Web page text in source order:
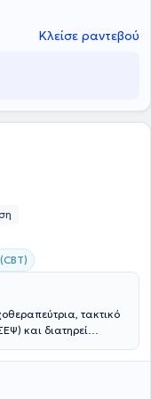
Κλείσε ραντεβού
τακτικό
και διατηρεί
Πανεπιστημίου
University.